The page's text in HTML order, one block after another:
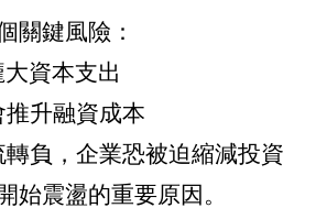
關鍵風險：
資本支出
升融資成本
負，企業恐被迫縮減投資
始震盪的重要原因。